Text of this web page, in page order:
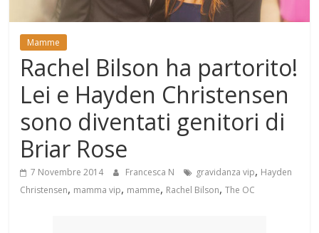
Mamme
Rachel Bilson ha partorito!
Lei e Hayden Christensen
sono diventati genitori di
Briar Rose
7 Novembre 2014 Francesca N gravidanza vip, Hayden
Christensen, mamma vip, mamme, Rachel Bilson,The OC